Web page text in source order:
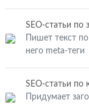
SEO-статьи по
Пишет текст
него meta-теги
SEO-статьи
Придумает